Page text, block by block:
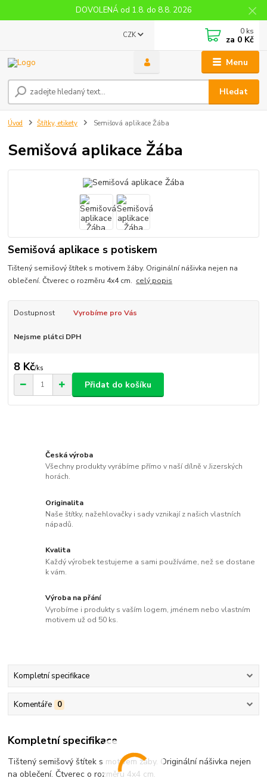
DOVOLENÁ od 1.8. do 8.8. 2026
Menu
CZK
Hledat
0 ks
za 0 Kč
Úvod Štítky, etikety Semišová aplikace Žába
Semišová aplikace Žába
Semišová aplikace s potiskem
Tištený semišový štítek s motivem žáby. Originální nášivka nejen na
oblečení. Čtverec o rozměru 4x4 cm. celý popis
Dostupnost Vyrobíme pro Vás
Nejsme plátci DPH
8 Kč/ks
Přidat do košíku
Česká výroba
Všechny produkty vyrábíme přímo v naší dílně v Jizerských
horách.
Originalita
Naše štítky, nažehlovačky i sady vznikají z našich vlastních
nápadů.
Kvalita
Každý výrobek testujeme a sami používáme, než se dostane
k vám.
Výroba na přání
Vyrobíme i produkty s vaším logem, jménem nebo vlastním
motivem už od 50 ks.
Kompletní specifikace
Komentáře 0
Kompletní specifikace
Tištený semišový štítek s motivem žáby. Originální nášivka nejen
na oblečení. Čtverec o rozměru 4x4 cm.